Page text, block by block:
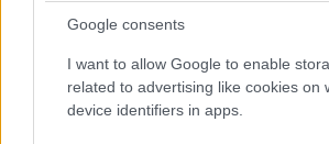
Google consents
I want to allow Google to enable
related to advertising like cookies on
device identifiers in apps.